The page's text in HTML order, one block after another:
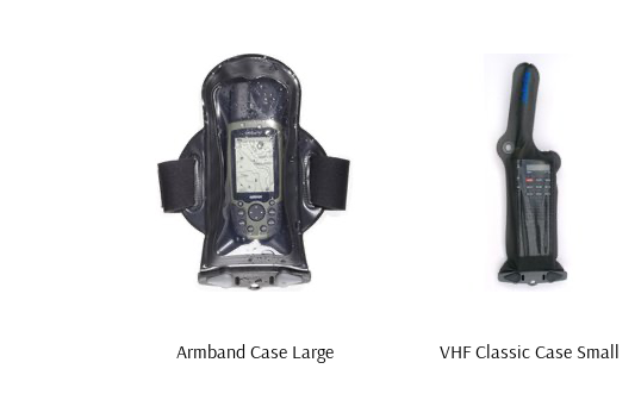
Armband Case Large VHF Classic Case Small